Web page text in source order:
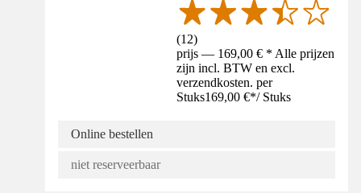
(12)
prijs — 169,00 € * Alle prijzen
zijn incl. BTW en excl.
verzendkosten. per
Stuks169,00 €*/ Stuks
Online bestellen
niet reserveerbaar